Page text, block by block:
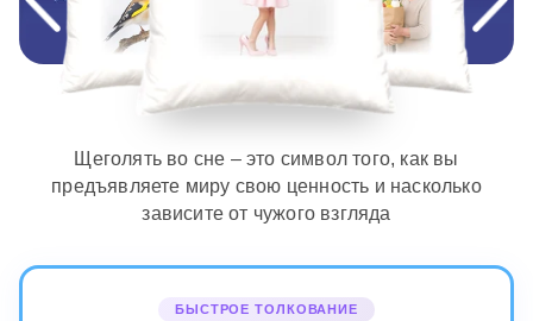
Щеголять во сне – это символ того, как вы
предъявляете миру свою ценность и насколько
зависите от чужого взгляда
БЫСТРОЕ ТОЛКОВАНИЕ